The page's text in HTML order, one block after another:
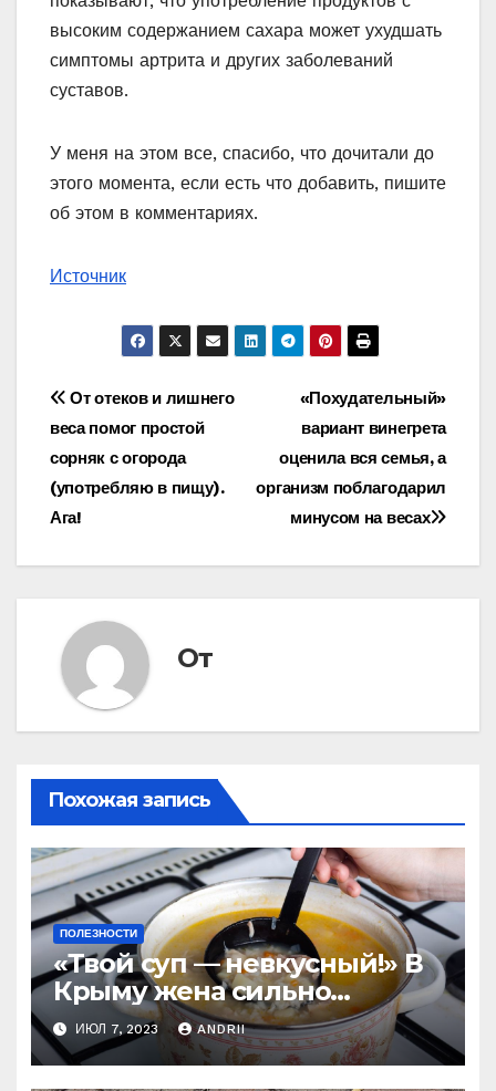
высоким содержанием сахара может ухудшать
симптомы артрита и других заболеваний
суставов.
У меня на этом все, спасибо, что дочитали до
этого момента, если есть что добавить, пишите
об этом в комментариях.
Источник
Навигация
по
записям
«Похудательный»
вариант винегрета
оценила вся семья, а
организм поблагодарил
минусом на весах
От отеков и лишнего
веса помог простой
сорняк с огорода
(употребляю в пищу).
Ага!
От
Похожая запись
ПОЛЕЗНОСТИ
«Твой суп — невкусный!» В
Крыму жена сильно
наказала мужа за
нелестный отзыв о её
стряпне
ИЮЛ 7, 2023 ANDRII